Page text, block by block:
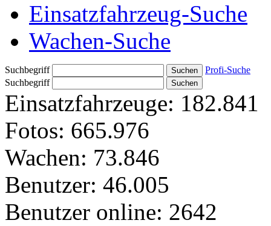
Einsatzfahrzeug-Suche
Wachen-Suche
Suchbegriff
Profi-Suche
Suchbegriff
Einsatzfahrzeuge: 182.841
Fotos: 665.976
Wachen: 73.846
Benutzer: 46.005
Benutzer online: 2642